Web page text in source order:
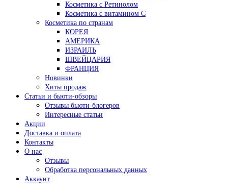
Косметика с Ретинолом
Косметика с витамином С
Косметика по странам
КОРЕЯ
АМЕРИКА
ИЗРАИЛЬ
ШВЕЙЦАРИЯ
ФРАНЦИЯ
Новинки
Хиты продаж
Статьи и бьюти-обзоры
Отзывы бьюти-блогеров
Интересные статьи
Акции
Доставка и оплата
Контакты
О нас
Отзывы
Обработка персональных данных
Аккаунт